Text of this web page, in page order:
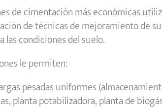
de cimentación más económicas
de técnicas de mejoramiento de
las condiciones del suelo.
le permiten:
pesadas uniformes
planta potabilizadora, planta de